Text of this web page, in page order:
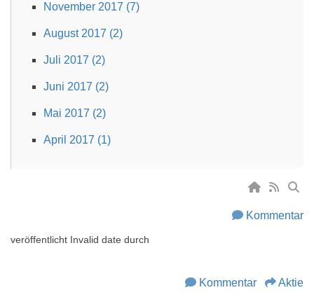
November 2017 (7)
August 2017 (2)
Juli 2017 (2)
Juni 2017 (2)
Mai 2017 (2)
April 2017 (1)
Kommentar
veröffentlicht Invalid date durch
Kommentar Aktie